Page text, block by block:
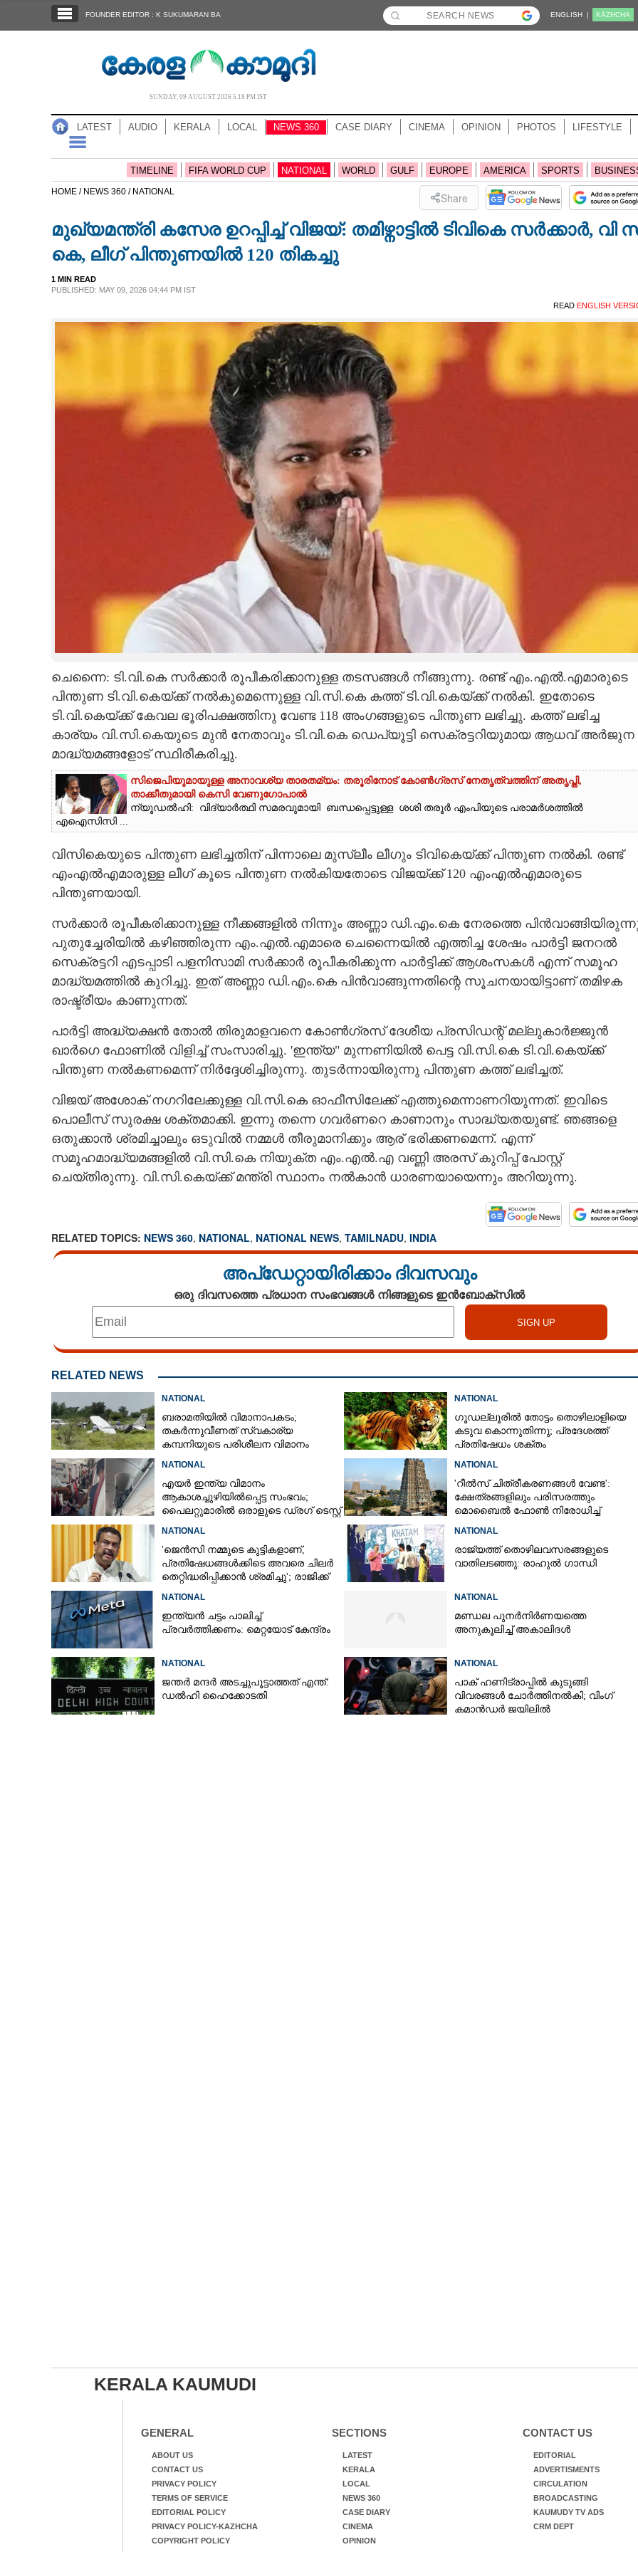
NOTIFIED NEWS
NEWS 360
CASE DIARY
LITERATURE
CONTACT US
FOUNDER EDITOR : K SUKUMARAN BA ENGLISH | KĀZHCHA
SUNDAY, 09 AUGUST 2026 5.18 PM IST
LATEST AUDIO KERALA LOCAL NEWS 360 CASE DIARY CINEMA OPINION PHOTOS LIFESTYLE
TIMELINE FIFA WORLD CUP NATIONAL WORLD GULF EUROPE AMERICA SPORTS
HOME / NEWS 360 / NATIONAL Share
മുഖ്യമന്ത്രി കസേര ഉറപ്പിച്ച് വിജയ്: തമിഴ്നാട്ടിൽ ടിവികെ സർക്കാർ, വി
കെ, ലീഗ് പിന്തുണയിൽ 120 തികച്ചു
1 MIN READ
PUBLISHED: MAY 09, 2026 04:44 PM IST
READ ENGLISH
ചെന്നൈ: ടി.വി.കെ സർക്കാർ രൂപീകരിക്കാനുള്ള തടസങ്ങൾ നീങ്ങുന്നു. രണ്ട് എം.എൽ.എമാരുടെ
പിന്തുണ ടി.വി.കെയ്ക്ക് നൽകുമെന്നുെള്ള വി.സി.കെ കത്ത് ടി.വി.കെയ്ക്ക് നൽകി. ഇതോടെ
ടി.വി.കെയ്ക്ക് കേവല ഭൂരിപക്ഷത്തിനു വേണ്ട 118 അംഗങ്ങളുടെ പിന്തുണ ലഭിച്ചു. കത്ത് ലഭിച്ച
കാര്യം വി.സി.കെയുടെ മുൻ നേതാവും ടി.വി.കെ ഡെപ്യൂട്ടി സെക്രട്ടറിയുമായ ആധവ് അർജുന
മാദ്ധ്യമങ്ങളോട് സ്ഥിരീകരിച്ചു.
സിജെപിയുമായുള്ള അനാവശ്യ താരതമ്യം: തരൂരിനോട് കോൺഗ്രസ് നേതൃത്വത്തിന് അതൃപ്തി,
താക്കീതുമായി കെസി വേണുഗോപാൽ
ന്യൂഡൽഹി: വിദ്യാർത്ഥി സമരവുമായി ബന്ധപ്പെട്ടുള്ള ശശി തരൂർ‌ എംപിയുടെ പരാമർശത്തിൽ
എഐസിസി ...
വിസികെയുടെ പിന്തുണ ലഭിച്ചതിന് പിന്നാലെ മുസ്ലീം ലീഗും ടിവികെയ്ക്ക് പിന്തുണ നൽകി. രണ്ട്
എംഎൽഎമാരുള്ള ലീഗ് കൂടെ പിന്തുണ നൽകിയതോടെ വിജയ്ക്ക് 120 എംഎൽഎമാരുടെ
പിന്തുണയായി.
സർക്കാർ രൂപീകരിക്കാനുള്ള നീക്കങ്ങളിൽ നിന്നും അണ്ണാ ഡി.എം.കെ നേരത്തെ
പുതുച്ചേരിയിൽ കഴിഞ്ഞിരുന്ന എം.എൽ.എമാരെ ചെന്നൈയിൽ എത്തിച്ച ശേഷം പാർട്ടി ജനറൽ
സെക്രട്ടറി എടപ്പാടി പളനിസാമി സർക്കാർ രൂപീകരിക്കുന്ന പാർട്ടിക്ക് ആശംസകൾ എന്ന് സമൂഹ
മാദ്ധ്യമത്തിൽ കുറിച്ചു. ഇത് അണ്ണാ ഡി.എം.കെ പിൻവാങ്ങുന്നതിന്റെ സൂചനയായിട്ടാണ് തമിഴക
രാഷ്ട്രീയം കാണുന്നത്.
പാ‌ർട്ടി അദ്ധ്യക്ഷൻ തോൽ തിരുമാളവനെ കോൺഗ്രസ് ദേശീയ പ്രസിഡന്റ് മല്ലുകാർജ്ജുൻ
ഖാർഗെ ഫോണിൽ വിളിച്ച് സംസാരിച്ചു. 'ഇന്ത്യ" മുന്നണിയിൽ പെട്ട വി.സി.കെ ടി.വി.കെയ്ക്ക്
പിന്തുണ നൽകണമെന്ന് നിർദ്ദേശിച്ചിരുന്നു. തുടർന്നായിരുന്നു പിന്തുണ കത്ത് ലഭിച്ചത്.
വിജയ് അശോക് നഗറിലേക്കുള്ള വി.സി.കെ ഓഫീസിലേക്ക് എത്തുമെന്നാണറിയുന്നത്. ഇവിടെ
പൊലീസ് സുരക്ഷ ശക്തമാക്കി. ഇന്നു തന്നെ ഗവർണറെ കാണാനും സാദ്ധ്യതയുണ്ട്. ഞങ്ങളെ
ഒതുക്കാൻ ശ്രമിച്ചാലും ഒടുവിൽ നമ്മൾ തീരുമാനിക്കും ആര് ഭരിക്കണമെന്ന്. എന്ന്
സമൂഹമാദ്ധ്യമങ്ങളിൽ വി.സി.കെ നിയുക്ത എം.എൽ.എ വണ്ണി അരസ് കുറിപ്പ് പോസ്റ്റ്
ചെയ്തിരുന്നു. വി.സി.കെയ്ക്ക് മന്ത്രി സ്ഥാനം നൽകാൻ ധാരണയായെന്നും അറിയുന്നു.
RELATED TOPICS: NEWS 360, NATIONAL, NATIONAL NEWS, TAMILNADU, INDIA
അപ്ഡേറ്റായിരിക്കാം ദിവസവും
ഒരു ദിവസത്തെ പ്രധാന സംഭവങ്ങൾ നിങ്ങളുടെ ഇൻബോക്സിൽ
RELATED NEWS
NATIONAL
ബരാമതിയിൽ വിമാനാപകടം;
തകർന്നുവീണത് സ്വകാര്യ
കമ്പനിയുടെ പരിശീലന വിമാനം
NATIONAL
ഗൂഡല്ലൂരിൽ തോട്ടം തൊഴിലാളിയെ
കടുവ കൊന്നുതിന്നു; പ്രദേശത്ത്
പ്രതിഷേധം ശക്തം
NATIONAL
എയർ ഇന്ത്യ വിമാനം
ആകാശച്ചുഴിയിൽപ്പെട്ട സംഭവം;
പൈലറ്റുമാരിൽ ഒരാളുടെ ഡ്രഗ് ടെസ്റ്റ്
NATIONAL
'റീൽസ് ചിത്രീകരണങ്ങൾ വേണ്ട':
ക്ഷേത്രങ്ങളിലും പരിസരത്തും
മൊബൈൽ ഫോൺ നിരോധിച്ച്
NATIONAL
'ജെൻസി നമ്മുടെ കുട്ടികളാണ്,
പ്രതിഷേധങ്ങൾക്കിടെ അവരെ ചിലർ
തെറ്റിദ്ധരിപ്പിക്കാൻ ശ്രമിച്ചു'; രാജിക്ക്
NATIONAL
രാജ്യത്ത് തൊഴിലവസരങ്ങളുടെ
വാതിലടഞ്ഞു: രാഹുൽ ഗാന്ധി
NATIONAL
ഇന്ത്യൻ ചട്ടം പാലിച്ച്
പ്രവർത്തിക്കണം: മെറ്റയോട് കേന്ദ്രം
NATIONAL
മണ്ഡല പുനർനിർണയത്തെ
അനുകൂലിച്ച് അകാലിദൾ
NATIONAL
ജന്ത‌‌ർ മന്ദർ അടച്ചുപൂട്ടാത്തത് എന്ത്:
ഡൽഹി ഹൈക്കോടതി
NATIONAL
പാക് ഹണിട്രാപ്പിൽ കുടുങ്ങി
വിവരങ്ങൾ ചോർത്തിനൽകി;​ വിംഗ്
കമാൻഡർ ജയിലിൽ
KERALA KAUMUDI
GENERAL
ABOUT US
CONTACT US
PRIVACY POLICY
TERMS OF SERVICE
EDITORIAL POLICY
PRIVACY POLICY-KAZHCHA
COPYRIGHT POLICY
SECTIONS
LATEST
KERALA
LOCAL
NEWS 360
CASE DIARY
CINEMA
OPINION
CONTACT US
EDITORIAL
ADVERTISMENTS
CIRCULATION
BROADCASTING
KAUMUDY TV ADS
CRM DEPT
മുഖ്യമന്ത്രി കസേര ഉറപ്പിച്ച് വിജയ്:
തമിഴ്നാട്ടിൽ ടിവികെ സർക്കാർ, വി സി കെ,
ലീഗ് പിന്തുണയിൽ 120 തികച്ചു
Share this link
Copy Link